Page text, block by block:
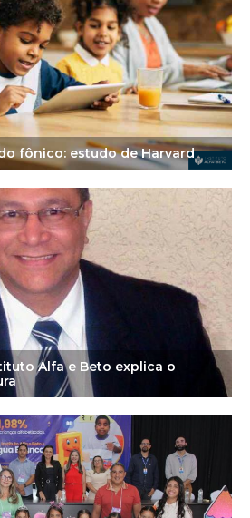
fônico: estudo de Harvard
Alfa e Beto explica o